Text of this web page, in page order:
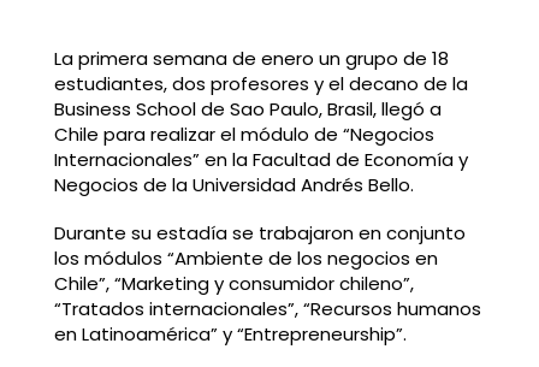
La primera semana de enero un grupo de 18
estudiantes, dos profesores y el decano de la
Business School de Sao Paulo, Brasil, llegó a
Chile para realizar el módulo de “Negocios
Internacionales” en la Facultad de Economía y
Negocios de la Universidad Andrés Bello.
Durante su estadía se trabajaron en conjunto
los módulos “Ambiente de los negocios en
Chile”, “Marketing y consumidor chileno”,
“Tratados internacionales”, “Recursos humanos
en Latinoamérica” y “Entrepreneurship”.